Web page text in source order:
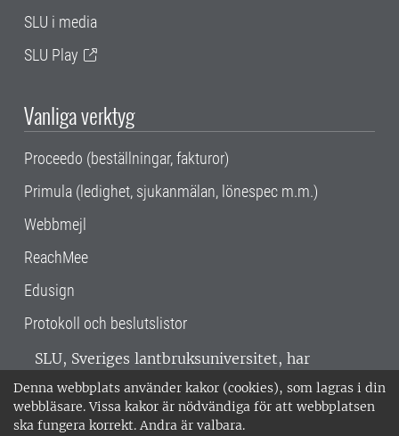
Denna webbplats använder kakor (cookies), som lagras i din
webbläsare. Vissa kakor är nödvändiga för att webbplatsen
ska fungera korrekt. Andra är valbara.
SLU i media
SLU Play
Vanliga verktyg
Proceedo (beställningar, fakturor)
Primula (ledighet, sjukanmälan, lönespec m.m.)
Webbmejl
ReachMee
Edusign
Protokoll och beslutslistor
SLU, Sveriges lantbruksuniversitet, har
verksamhet över hela Sverige. Huvudorter är
Alnarp, Uppsala och Umeå.SLU är
miljöcertifierat enligt ISO 14001. •